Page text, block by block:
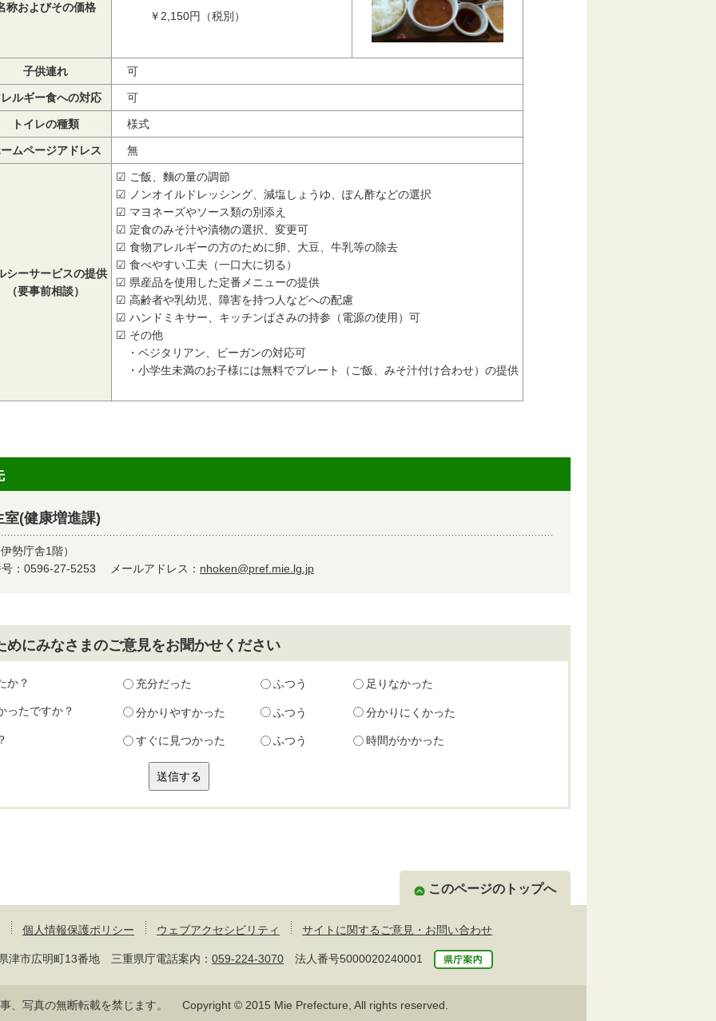
称およびその価格
￥2,150円（税別）
子供連れ 可
ルギー食への対応 可
トイレの種類 様式
ムページアドレス 無
シーサービスの提供
（要事前相談）
☑ ご飯、麵の量の調節
☑ ノンオイルドレッシング、減塩しょうゆ、ぽん酢などの選択
☑ マヨネーズやソース類の別添え
☑ 定食のみそ汁や漬物の選択、変更可
☑ 食物アレルギーの方のために卵、大豆、牛乳等の除去
☑ 食べやすい工夫（一口大に切る）
☑ 県産品を使用した定番メニューの提供
☑ 高齢者や乳幼児、障害を持つ人などへの配慮
☑ ハンドミキサー、キッチンばさみの持参（電源の使用）可
☑ その他
・ベジタリアン、ビーガンの対応可
・小学生未満のお子様には無料でプレート（ご飯、みそ汁付け合わせ）の提供
(健康増進課)
勢庁舎1階）
：0596-27-5253
メールアドレス： nhoken@pref.mie.lg.jp
にみなさまのご意見をお聞かせください
か？ 充分だった ふつう 足りなかった
ったですか？ 分かりやすかった ふつう 分かりにくかった
すぐに見つかった ふつう 時間がかかった
このページのトップへ
個人情報保護ポリシー ウェブアクセシビリティ サイトに関するご意見・お問い合わせ
市広明町13番地 三重県庁電話案内： 059-224-3070 法人番号5000020240001
、写真の無断転載を禁じます。 Copyright © 2015 Mie Prefecture, All rights reserved.